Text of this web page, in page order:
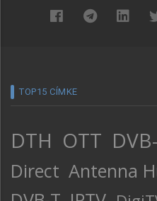
TOP15 CÍMKE
DTH OTT
Direct Antenna